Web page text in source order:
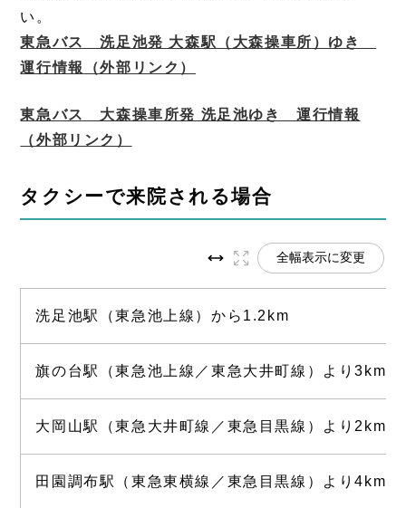
い。
東急バス 洗足池発 大森駅（大森操車所）ゆき
運行情報
（外部リンク）
東急バス 大森操車所発 洗足池ゆき 運行情報
（外部リンク）
タクシーで来院される場合
全幅表示に変更
洗足池駅（東急池上線）から1.2km
旗の台駅（東急池上線／東急大井町線）より3km
大岡山駅（東急大井町線／東急目黒線）より2km
田園調布駅（東急東横線／東急目黒線）より4km